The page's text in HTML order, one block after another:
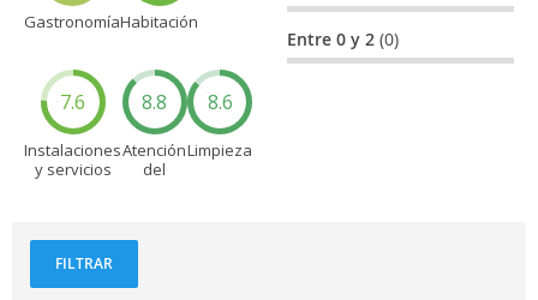
GastronomíaHabitación
7.6
Instalaciones
y servicios
8.8
Atención
del
8.6
Limpieza
Entre 0 y 2(0)
FILTRAR